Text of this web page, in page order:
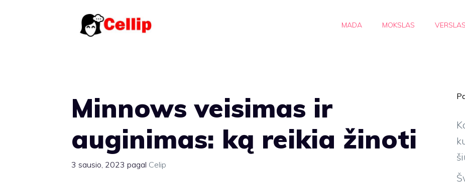
MADA MOKSLAS VERSLAS
Minnows veisimas ir
auginimas: ką reikia žinoti
3 sausio, 2023 pagal Celip